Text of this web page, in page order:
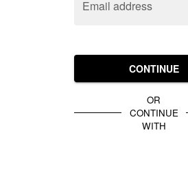
Email address
CONTINUE
OR
CONTINUE
WITH